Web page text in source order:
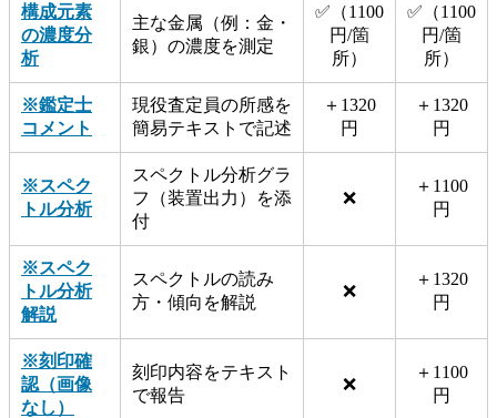
構成元素
の濃度分
析
主な金属（例：金・
銀）の濃度を測定
✅（1100
円/箇
所）
✅（1100
円/箇
所）
※鑑定士
コメント
現役査定員の所感を
簡易テキストで記述
＋1320
円
＋1320
円
※スペク
トル分析
スペクトル分析グラ
フ（装置出力）を添
付
❌
＋1100
円
※スペク
トル分析
解説
スペクトルの読み
方・傾向を解説
❌
＋1320
円
※刻印確
認（画像
なし）
刻印内容をテキスト
で報告
❌
＋1100
円